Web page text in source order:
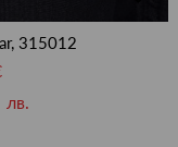
315012
лв.